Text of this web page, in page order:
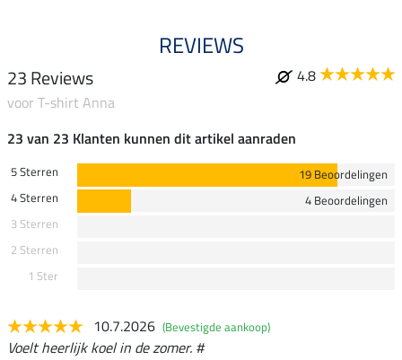
REVIEWS
23 Reviews
4.8
voor T-shirt Anna
23 van 23 Klanten kunnen dit artikel aanraden
5 Sterren
19 Beoordelingen
4 Sterren
4 Beoordelingen
3 Sterren
2 Sterren
1 Ster
10.7.2026 (Bevestigde aankoop)
Voelt heerlijk koel in de zomer. #